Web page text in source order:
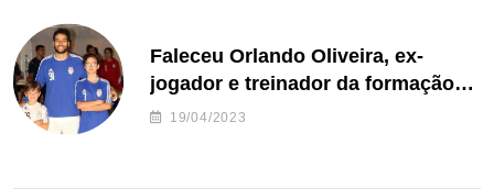
Faleceu Orlando Oliveira, ex-
jogador e treinador da formação
de andebol do Feirense
19/04/2023